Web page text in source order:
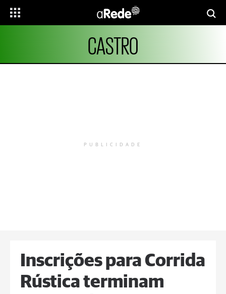
CASTRO
PUBLICIDADE
Inscrições para Corrida
Rústica terminam